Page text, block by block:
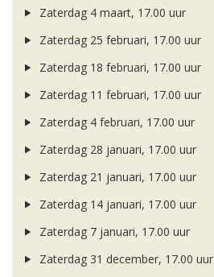
Zaterdag 4 maart, 17.00 uur
Zaterdag 25 februari, 17.00 uur
Zaterdag 18 februari, 17.00 uur
Zaterdag 11 februari, 17.00 uur
Zaterdag 4 februari, 17.00 uur
Zaterdag 28 januari, 17.00 uur
Zaterdag 21 januari, 17.00 uur
Zaterdag 14 januari, 17.00 uur
Zaterdag 7 januari, 17.00 uur
Zaterdag 31 december, 17.00 uur